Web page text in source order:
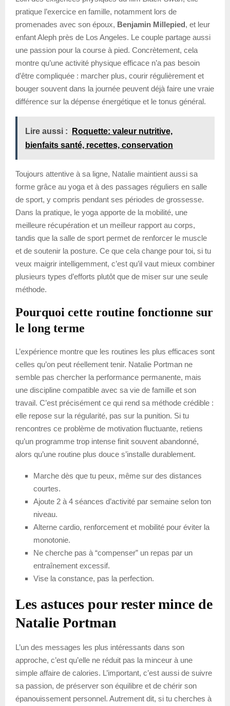
pratique l’exercice en famille, notamment lors de
promenades avec son époux, Benjamin Millepied, et leur
enfant Aleph près de Los Angeles. Le couple partage aussi
une passion pour la course à pied. Concrètement, cela
montre qu’une activité physique efficace n’a pas besoin
d’être compliquée : marcher plus, courir régulièrement et
bouger souvent dans la journée peuvent déjà faire une vraie
différence sur la dépense énergétique et le tonus général.
Lire aussi :
Roquette: valeur nutritive,
bienfaits santé, recettes, conservation
Toujours attentive à sa ligne, Natalie maintient aussi sa
forme grâce au yoga et à des passages réguliers en salle
de sport, y compris pendant ses périodes de grossesse.
Dans la pratique, le yoga apporte de la mobilité, une
meilleure récupération et un meilleur rapport au corps,
tandis que la salle de sport permet de renforcer le muscle
et de soutenir la posture. Ce que cela change pour toi, si tu
veux maigrir intelligemment, c’est qu’il vaut mieux combiner
plusieurs types d’efforts plutôt que de miser sur une seule
méthode.
Pourquoi cette routine fonctionne sur
le long terme
L’expérience montre que les routines les plus efficaces sont
celles qu’on peut réellement tenir. Natalie Portman ne
semble pas chercher la performance permanente, mais
une discipline compatible avec sa vie de famille et son
travail. C’est précisément ce qui rend sa méthode crédible :
elle repose sur la régularité, pas sur la punition. Si tu
rencontres ce problème de motivation fluctuante, retiens
qu’un programme trop intense finit souvent abandonné,
alors qu’une routine plus douce s’installe durablement.
Marche dès que tu peux, même sur des distances
courtes.
Ajoute 2 à 4 séances d’activité par semaine selon ton
niveau.
Alterne cardio, renforcement et mobilité pour éviter la
monotonie.
Ne cherche pas à “compenser” un repas par un
entraînement excessif.
Vise la constance, pas la perfection.
Les astuces pour rester mince de
Natalie Portman
L’un des messages les plus intéressants dans son
approche, c’est qu’elle ne réduit pas la minceur à une
simple affaire de calories. L’important, c’est aussi de suivre
sa passion, de préserver son équilibre et de chérir son
épanouissement personnel. Autrement dit, si tu cherches à